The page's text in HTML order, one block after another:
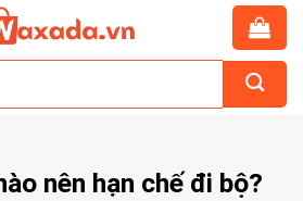
nên hạn chế đi bộ?